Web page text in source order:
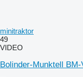
minitraktor
49
VIDEO
Bolinder-Munktell BM-